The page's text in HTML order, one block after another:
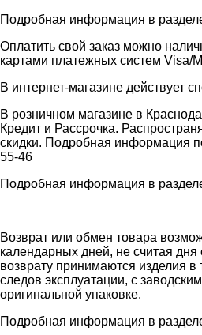
Подробная информация в
Оплатить свой заказ можно
картами платежных систем Visa/
В интернет-магазине действует
В розничном магазине в
Кредит и Рассрочка.
скидки. Подробная информация
55-46
Подробная информация в
Возврат или обмен товара
календарных дней, не считая
возврату принимаются изделия в
следов эксплуатации, с
оригинальной упаковке.
Подробная информация в